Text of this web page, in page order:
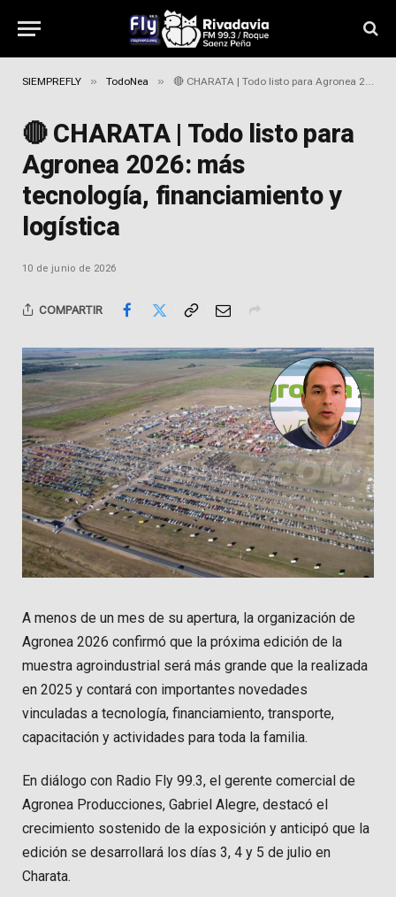
SIEMPREFLY » TodoNea » 🔴 CHARATA | Todo listo para Agronea 2026: más tecnología, financiamiento y logística
🔴 CHARATA | Todo listo para
Agronea 2026: más
tecnología, financiamiento y
logística
10 de junio de 2026
COMPARTIR
A menos de un mes de su apertura, la organización de
Agronea 2026 confirmó que la próxima edición de la
muestra agroindustrial será más grande que la realizada
en 2025 y contará con importantes novedades
vinculadas a tecnología, financiamiento, transporte,
capacitación y actividades para toda la familia.
En diálogo con Radio Fly 99.3, el gerente comercial de
Agronea Producciones, Gabriel Alegre, destacó el
crecimiento sostenido de la exposición y anticipó que la
edición se desarrollará los días 3, 4 y 5 de julio en
Charata.